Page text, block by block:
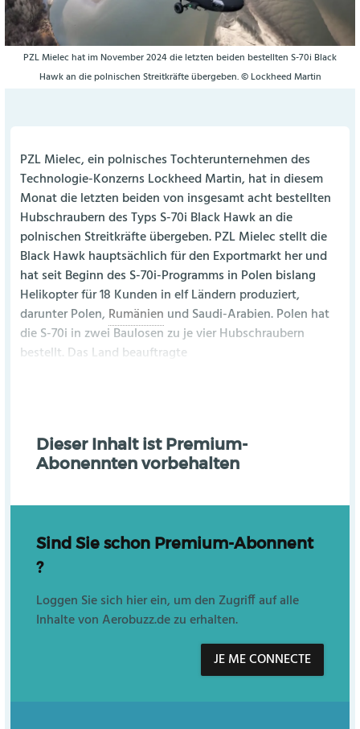
PZL Mielec hat im November 2024 die letzten beiden bestellten S-70i Black
Hawk an die polnischen Streitkräfte übergeben. © Lockheed Martin
PZL Mielec, ein polnisches Tochterunternehmen des
Technologie-Konzerns Lockheed Martin, hat in diesem
Monat die letzten beiden von insgesamt acht bestellten
Hubschraubern des Typs S-70i Black Hawk an die
polnischen Streitkräfte übergeben. PZL Mielec stellt die
Black Hawk hauptsächlich für den Exportmarkt her und
hat seit Beginn des S-70i-Programms in Polen bislang
Helikopter für 18 Kunden in elf Ländern produziert,
darunter Polen, Rumänien und Saudi-Arabien. Polen hat
die S-70i in zwei Baulosen zu je vier Hubschraubern
bestellt. Das Land beauftragte
Dieser Inhalt ist Premium-
Abonennten vorbehalten
Sind Sie schon Premium-Abonnent
?
Loggen Sie sich hier ein, um den Zugriff auf alle
Inhalte von Aerobuzz.de zu erhalten.
JE ME CONNECTE